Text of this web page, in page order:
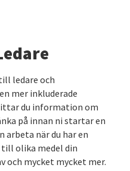
ledare och
mer inkluderade
du information om
på innan ni startar en
när du har en
olika medel din
och mycket mycket mer.